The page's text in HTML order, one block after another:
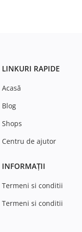
LINKURI RAPIDE
Acasă
Blog
Shops
Centru de ajutor
INFORMAȚII
Termeni si conditii
Termeni si conditii